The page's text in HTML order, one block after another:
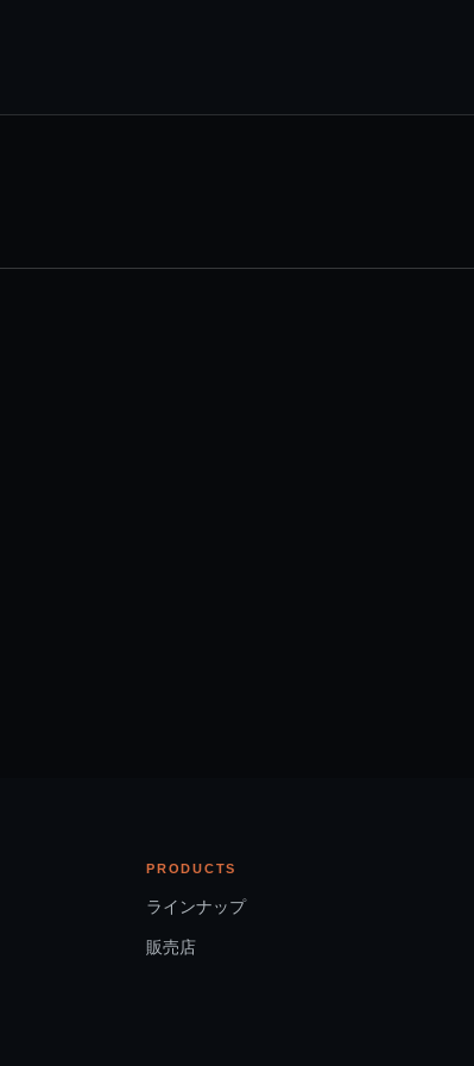
PRODUCTS
ラインナップ
販売店